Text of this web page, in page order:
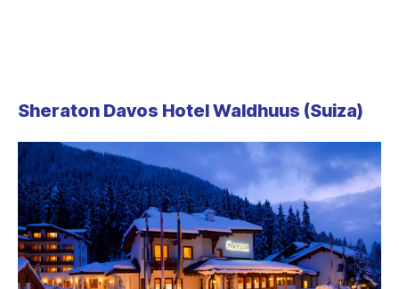
Sheraton Davos Hotel Waldhuus (Suiza)